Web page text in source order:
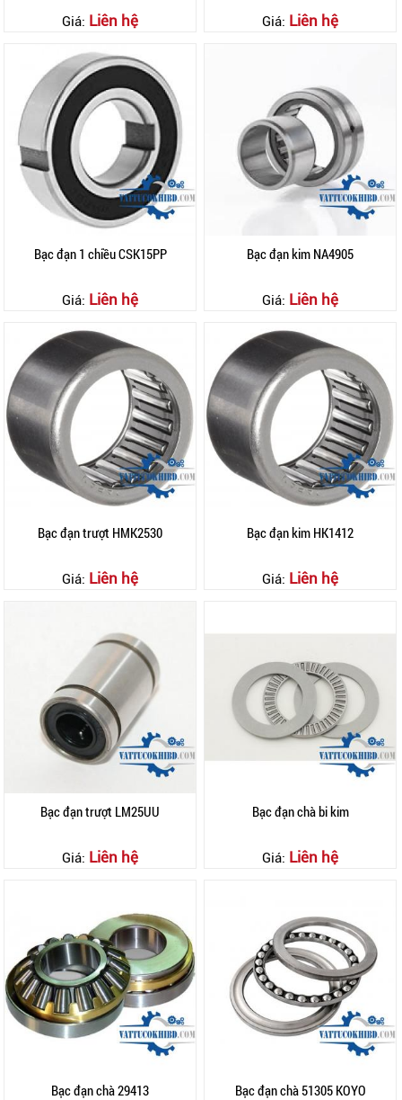
Giá: Liên hệ Giá: Liên hệ
Bạc đạn 1 chiều CSK15PP
Giá: Liên hệ
Bạc đạn kim NA4905
Giá: Liên hệ
Bạc đạn trượt HMK2530
Giá: Liên hệ
Bạc đạn kim HK1412
Giá: Liên hệ
Bạc đạn trượt LM25UU
Giá: Liên hệ
Bạc đạn chà bi kim
Giá: Liên hệ
Bạc đạn chà 29413 Bạc đạn chà 51305 KOYO